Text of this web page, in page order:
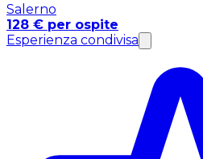
Salerno
128 € per ospite
Esperienza condivisa